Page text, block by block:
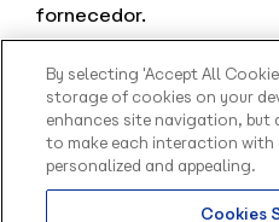
fornecedor.
Blip.Excellence:
partida
Sempre buscamos ir
protagonismo e vontade
novo desafio,
By selecting 'Accept All
storage of cookies on your
enhances site navigation,
to make each interaction with
personalized and appealing.
Cookies